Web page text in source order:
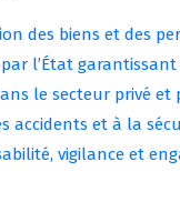
des biens et des
l’État garantissant
le secteur privé et
accidents et à la
vigilance et